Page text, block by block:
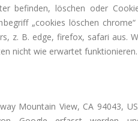
befinden, löschen oder
„cookies löschen
z. B. edge, firefox, safari aus.
nicht wie erwartet funktionieren.
Mountain View, CA 94043,